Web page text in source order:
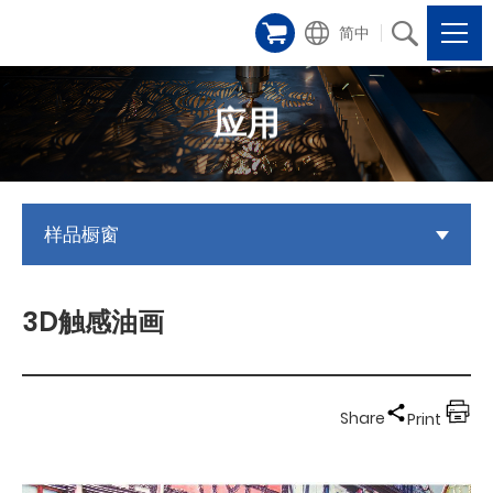
简中
应用
样品橱窗
3D触感油画
Share Print